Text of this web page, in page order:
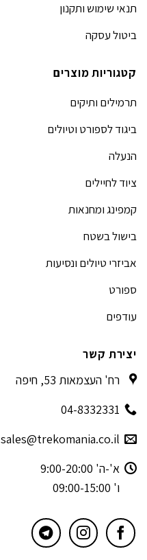
תנאי שימוש ותקנון
ביטול עסקה
קטגוריות מוצרים
תרמילים ותיקים
ביגוד לספורט וטיולים
הנעלה
ציוד לחיילים
קמפינג ומחנאות
בישול בשטח
אביזרי טיולים ונסיעות
ספורט
עודפים
יצירת קשר
רח' העצמאות 53, חיפה
04-8332331
sales@trekomania.co.il
א'-ה' 9:00-20:00
ו' 09:00-15:00